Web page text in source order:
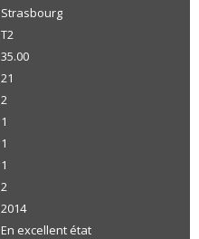
Strasbourg
T2
35.00
21
2
1
1
1
2
2014
En excellent état